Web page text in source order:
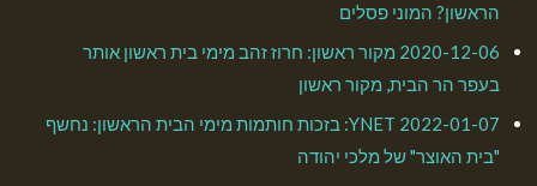
הראשון? המוני פסלים
2020-12-06 מקור ראשון: חרוז זהב מימי בית ראשון אותר
בעפר הר הבית, מקור ראשון
2022-01-07 YNET: בזכות חותמות מימי הבית הראשון: נחשף
"בית האוצר" של מלכי יהודה